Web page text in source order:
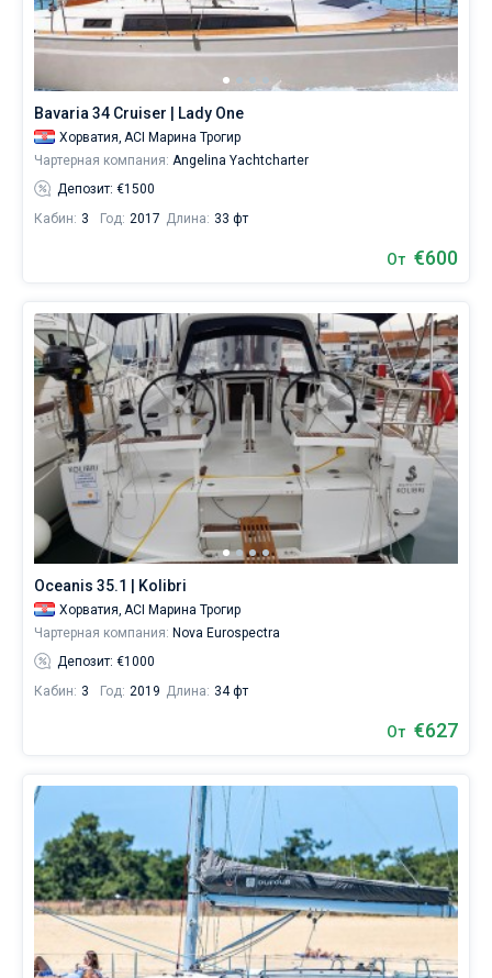
Bavaria 34 Cruiser | Lady One
Хорватия, ACI Марина Трогир
Чартерная компания: Angelina Yachtcharter
Депозит: €1500
Кабин: 3 Год: 2017 Длина: 33 фт
От €600
Oceanis 35.1 | Kolibri
Хорватия, ACI Марина Трогир
Чартерная компания: Nova Eurospectra
Депозит: €1000
Кабин: 3 Год: 2019 Длина: 34 фт
От €627